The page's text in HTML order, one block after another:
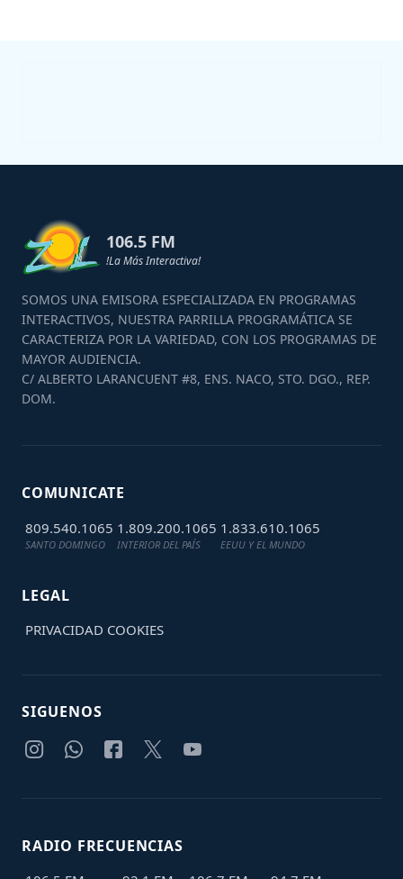
106.5 FM
!La Más Interactiva!
SOMOS UNA EMISORA ESPECIALIZADA EN PROGRAMAS
INTERACTIVOS, NUESTRA PARRILLA PROGRAMÁTICA SE
CARACTERIZA POR LA VARIEDAD, CON LOS PROGRAMAS DE
MAYOR AUDIENCIA.
C/ ALBERTO LARANCUENT #8, ENS. NACO, STO. DGO., REP.
DOM.
COMUNICATE
809.540.1065
SANTO DOMINGO
1.809.200.1065
INTERIOR DEL PAÍS
1.833.610.1065
EEUU Y EL MUNDO
LEGAL
PRIVACIDAD COOKIES
SIGUENOS
RADIO FRECUENCIAS